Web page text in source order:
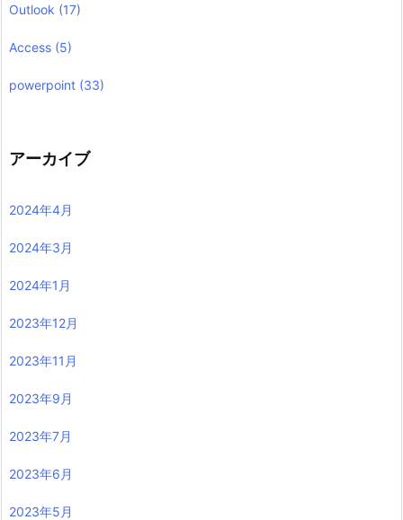
Outlook (17)
Access (5)
powerpoint (33)
アーカイブ
2024年4月
2024年3月
2024年1月
2023年12月
2023年11月
2023年9月
2023年7月
2023年6月
2023年5月